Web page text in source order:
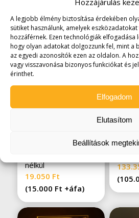
Hozzájárulás
A legjobb élmény biztosítása érdekében
sütiket használunk, amelyek
hozzáférnek. Ezen technológiák elfogadása
hogy olyan adatokat dolgozzunk fel, mint a
az egyedi azonosítók ezen az oldalon. A
vagy visszavonása bizonyos funkciókat és
érinthet.
Elfogadom
Elutasítom
Beállítások
Kapcsolódó termékek
Plexi lap LED-es
nélkül
19.050 Ft
(15.000 Ft +áfa)
(